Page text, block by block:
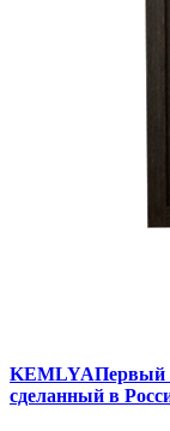
KEMLYAПервый
сделанный в